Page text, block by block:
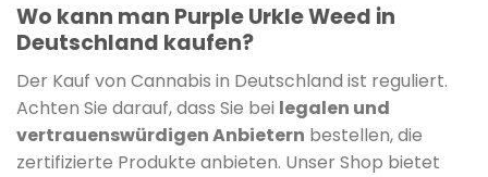
Wo kann man Purple Urkle Weed in
Deutschland kaufen?
Der Kauf von Cannabis in Deutschland ist reguliert.
Achten Sie darauf, dass Sie bei legalen und
vertrauenswürdigen Anbietern bestellen, die
zertifizierte Produkte anbieten. Unser Shop bietet